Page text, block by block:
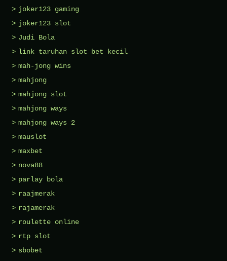
joker123 gaming
joker123 slot
Judi Bola
link taruhan slot bet kecil
mah-jong wins
mahjong
mahjong slot
mahjong ways
mahjong ways 2
mauslot
maxbet
nova88
parlay bola
raajmerak
rajamerak
roulette online
rtp slot
sbobet